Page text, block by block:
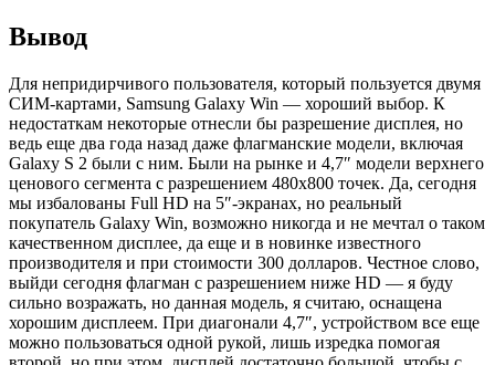
Вывод
Для непридирчивого пользователя, который пользуется двумя
СИМ-картами, Samsung Galaxy Win — хороший выбор. К
недостаткам некоторые отнесли бы разрешение дисплея, но
ведь еще два года назад даже флагманские модели, включая
Galaxy S 2 были с ним. Были на рынке и 4,7″ модели верхнего
ценового сегмента с разрешением 480х800 точек. Да, сегодня
мы избалованы Full HD на 5″-экранах, но реальный
покупатель Galaxy Win, возможно никогда и не мечтал о таком
качественном дисплее, да еще и в новинке известного
производителя и при стоимости 300 долларов. Честное слово,
выйди сегодня флагман с разрешением ниже HD — я буду
сильно возражать, но данная модель, я считаю, оснащена
хорошим дисплеем. При диагонали 4,7″, устройством все еще
можно пользоваться одной рукой, лишь изредка помогая